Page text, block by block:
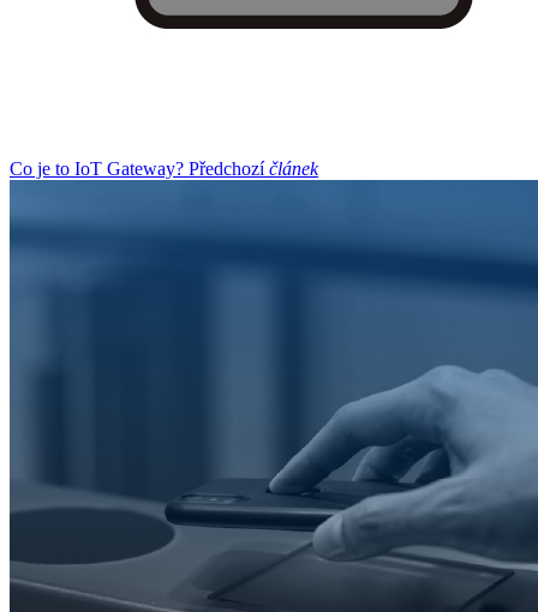
Co je to IoT Gateway? Předchozíčlánek